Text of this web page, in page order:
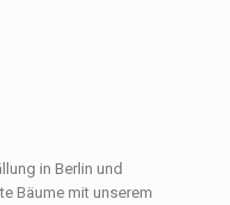
in Berlin und
Bäume mit unserem